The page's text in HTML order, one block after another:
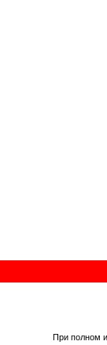
При полном